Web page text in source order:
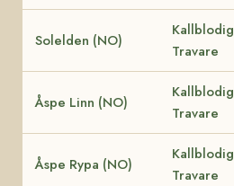
Solelden (NO)
Kallblodig
Travare
Åspe Linn (NO)
Kallblodig
Travare
Åspe Rypa (NO)
Kallblodig
Travare